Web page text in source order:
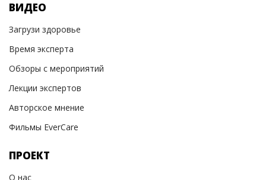
ВИДЕО
Загрузи здоровье
Время эксперта
Обзоры с мероприятий
Лекции экспертов
Авторское мнение
Фильмы EverCare
ПРОЕКТ
О нас